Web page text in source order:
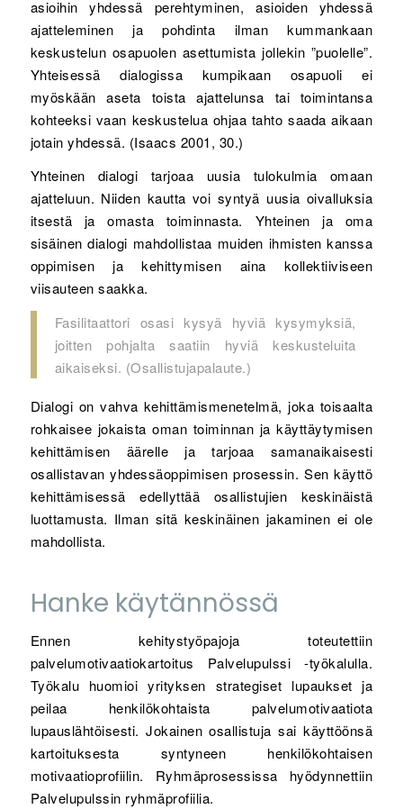
asioihin yhdessä perehtyminen, asioiden yhdessä
ajatteleminen ja pohdinta ilman kummankaan
keskustelun osapuolen asettumista jollekin ”puolelle”.
Yhteisessä dialogissa kumpikaan osapuoli ei
myöskään aseta toista ajattelunsa tai toimintansa
kohteeksi vaan keskustelua ohjaa tahto saada aikaan
jotain yhdessä. (Isaacs 2001, 30.)
Yhteinen dialogi tarjoaa uusia tulokulmia omaan
ajatteluun. Niiden kautta voi syntyä uusia oivalluksia
itsestä ja omasta toiminnasta. Yhteinen ja oma
sisäinen dialogi mahdollistaa muiden ihmisten kanssa
oppimisen ja kehittymisen aina kollektiiviseen
viisauteen saakka.
Fasilitaattori osasi kysyä hyviä kysymyksiä,
joitten pohjalta saatiin hyviä keskusteluita
aikaiseksi. (Osallistujapalaute.)
Dialogi on vahva kehittämismenetelmä, joka toisaalta
rohkaisee jokaista oman toiminnan ja käyttäytymisen
kehittämisen äärelle ja tarjoaa samanaikaisesti
osallistavan yhdessäoppimisen prosessin. Sen käyttö
kehittämisessä edellyttää osallistujien keskinäistä
luottamusta. Ilman sitä keskinäinen jakaminen ei ole
mahdollista.
Hanke käytännössä
Ennen kehitystyöpajoja toteutettiin
palvelumotivaatiokartoitus Palvelupulssi -työkalulla.
Työkalu huomioi yrityksen strategiset lupaukset ja
peilaa henkilökohtaista palvelumotivaatiota
lupauslähtöisesti. Jokainen osallistuja sai käyttöönsä
kartoituksesta syntyneen henkilökohtaisen
motivaatioprofiilin. Ryhmäprosessissa hyödynnettiin
Palvelupulssin ryhmäprofiilia.